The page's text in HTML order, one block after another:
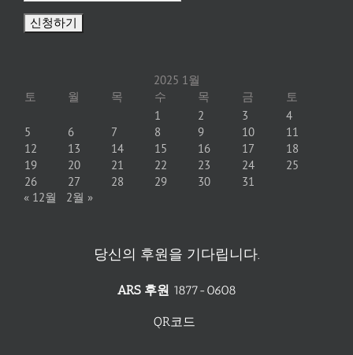
2025 1월
토 월 목 수 목 금 토
1 2 3
4
5
6 7 8 9 10
11
12
13 14 15 16 17
18
19
20 21 22 23 24
25
26
27 28 29 30
31
« 12월
2월 »
당신의 후원을 기다립니다.
ARS 후원 1877-0608
QR코드